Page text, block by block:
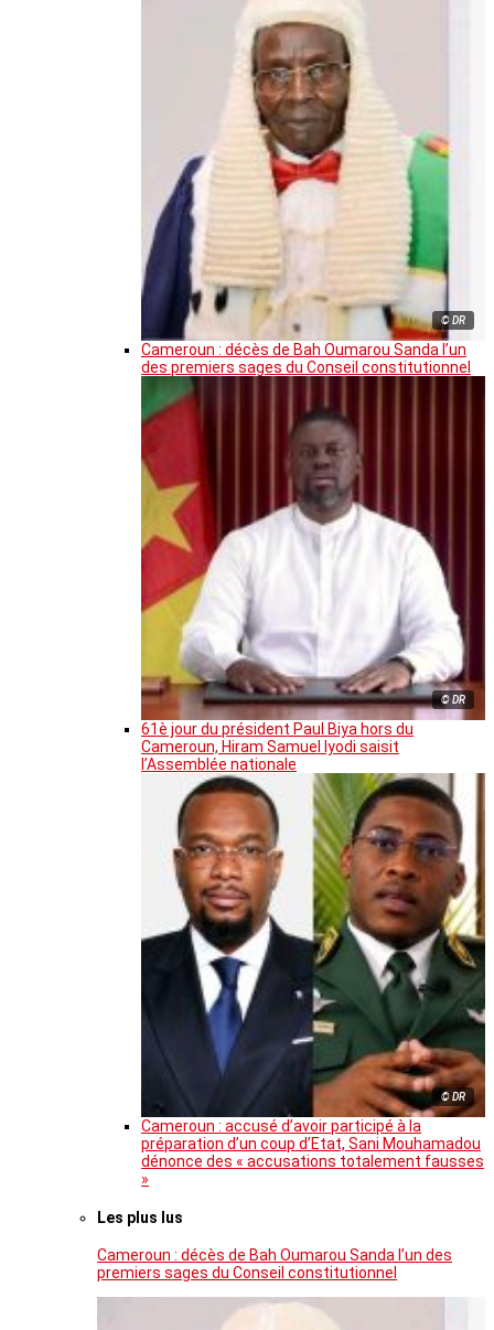
© DR
Cameroun : décès de Bah Oumarou Sanda l’un
des premiers sages du Conseil constitutionnel
© DR
61è jour du président Paul Biya hors du
Cameroun, Hiram Samuel Iyodi saisit
l’Assemblée nationale
© DR
Cameroun : accusé d’avoir participé à la
préparation d’un coup d’Etat, Sani Mouhamadou
dénonce des « accusations totalement fausses
»
Les plus lus
Cameroun : décès de Bah Oumarou Sanda l’un des
premiers sages du Conseil constitutionnel